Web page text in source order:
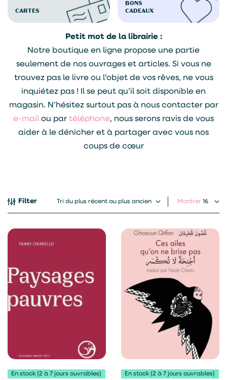
CARTES
BONS
CADEAUX
Petit mot de la librairie :
Notre boutique en ligne propose une partie
seulement de nos ouvrages et articles. Si vous ne
trouvez pas le livre ou l’objet de vos rêves, ne vous
inquiétez pas ! Il se peut qu’il soit disponible en
magasin. N’hésitez surtout pas à nous contacter par
e-mail ou par téléphone, nous serons ravis de vous
aider à le dénicher et à partager avec vous nos
coups de cœur
Filter Montrer
En stock (2 à 7 jours ouvrables) En stock (2 à 7 jours ouvrables)